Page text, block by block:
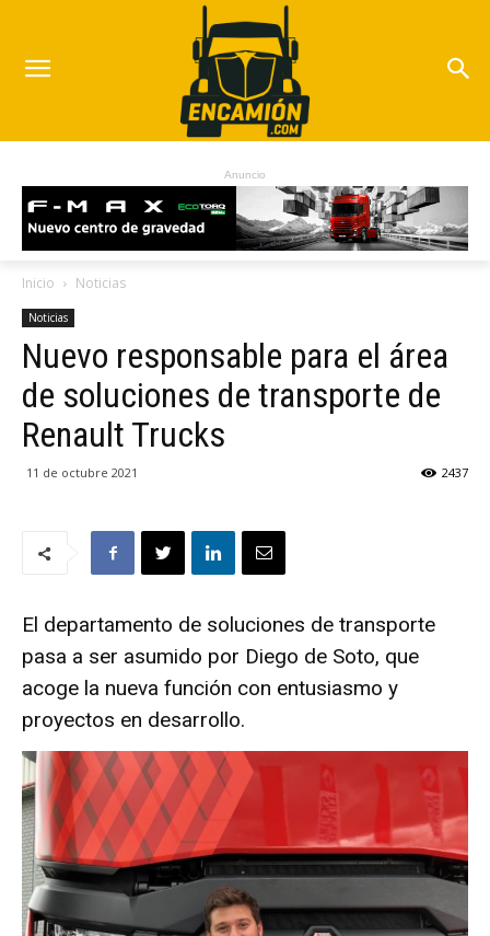
Anuncio
Inicio Noticias
Noticias
Nuevo responsable para el área
de soluciones de transporte de
Renault Trucks
11 de octubre 2021 2437
El departamento de soluciones de transporte
pasa a ser asumido por Diego de Soto, que
acoge la nueva función con entusiasmo y
proyectos en desarrollo.